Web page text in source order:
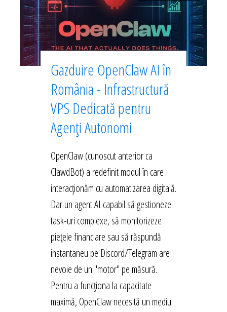
Gazduire OpenClaw AI în
România - Infrastructură
VPS Dedicată pentru
Agenți Autonomi
OpenClaw (cunoscut anterior ca
ClawdBot) a redefinit modul în care
interacționăm cu automatizarea digitală.
Dar un agent AI capabil să gestioneze
task-uri complexe, să monitorizeze
piețele financiare sau să răspundă
instantaneu pe Discord/Telegram are
nevoie de un "motor" pe măsură.
Pentru a funcționa la capacitate
maximă, OpenClaw necesită un mediu